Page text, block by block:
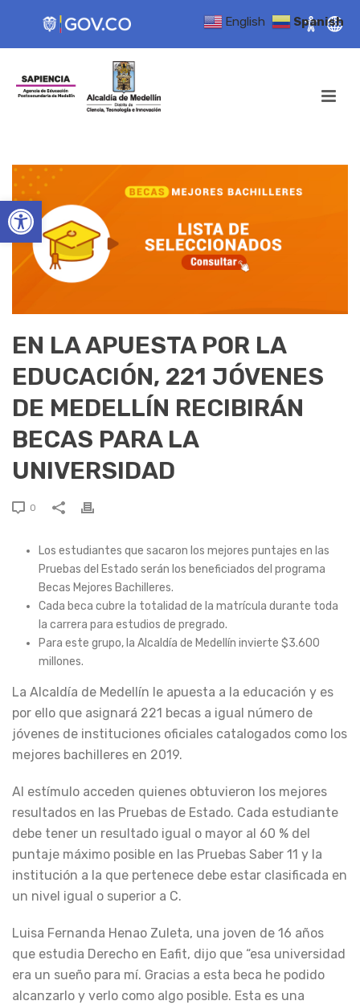
Open toolbar
EN LA APUESTA POR LA
EDUCACIÓN, 221 JÓVENES
DE MEDELLÍN RECIBIRÁN
BECAS PARA LA
UNIVERSIDAD
0
Los estudiantes que sacaron los mejores puntajes en las
Pruebas del Estado serán los beneficiados del programa
Becas Mejores Bachilleres.
Cada beca cubre la totalidad de la matrícula durante toda
la carrera para estudios de pregrado.
Para este grupo, la Alcaldía de Medellín invierte $3.600
millones.
La Alcaldía de Medellín le apuesta a la educación y es
por ello que asignará 221 becas a igual número de
jóvenes de instituciones oficiales catalogados como los
mejores bachilleres en 2019.
Al estímulo acceden quienes obtuvieron los mejores
resultados en las Pruebas de Estado. Cada estudiante
debe tener un resultado igual o mayor al 60 % del
puntaje máximo posible en las Pruebas Saber 11 y la
institución a la que pertenece debe estar clasificada en
un nivel igual o superior a C.
Luisa Fernanda Henao Zuleta, una joven de 16 años
que estudia Derecho en Eafit, dijo que “esa universidad
era un sueño para mí. Gracias a esta beca he podido
alcanzarlo y verlo como algo posible. Esta es una
English Spanish